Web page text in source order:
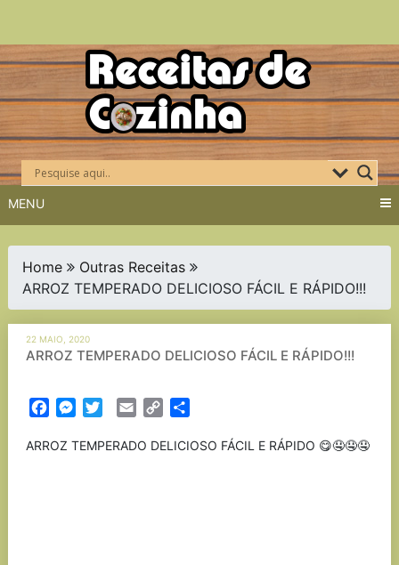
Skip
to
content
MENU
Home
Outras Receitas
ARROZ TEMPERADO DELICIOSO FÁCIL E RÁPIDO!!!
22 MAIO, 2020
ARROZ TEMPERADO DELICIOSO FÁCIL E RÁPIDO!!!
FacebookMessenger
TwitterEmail Copy
ARROZ TEMPERADO DELICIOSO FÁCIL E RÁPIDO 😋🤤🤤🤤